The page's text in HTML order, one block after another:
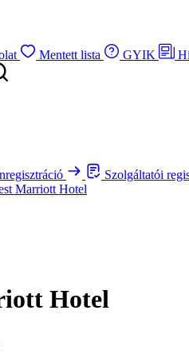
Mentett lista GYIK
Szolgáltatói
Marriott Hotel
Hotel